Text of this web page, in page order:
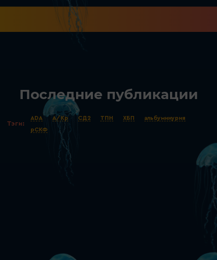
Последние публикации
Тэги:
ADA А/Кр СД2 ТПН ХБП
альбуминурия
рСКФ